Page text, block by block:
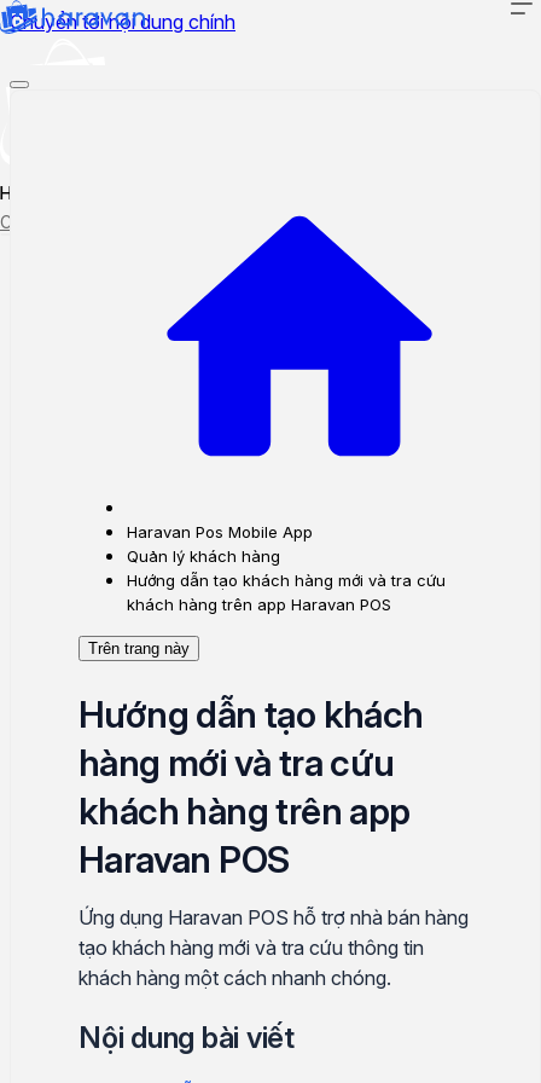
Chuyển tới nội dung chính
Hướng dẫn sử dụng
Cập nhật tính năng mới
Theo dõi ticket
Haravan Pos Mobile App
Quản lý khách hàng
Hướng dẫn tạo khách hàng mới và tra cứu
khách hàng trên app Haravan POS
Trên trang này
Hướng dẫn tạo khách
hàng mới và tra cứu
khách hàng trên app
Haravan POS
Ứng dụng Haravan POS hỗ trợ nhà bán hàng
tạo khách hàng mới và tra cứu thông tin
khách hàng một cách nhanh chóng.
Nội dung bài viết